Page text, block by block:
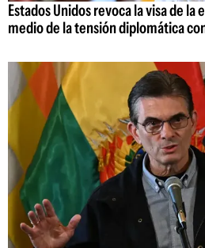
Estados Unidos revoca la visa de la
medio de la tensión diplomática